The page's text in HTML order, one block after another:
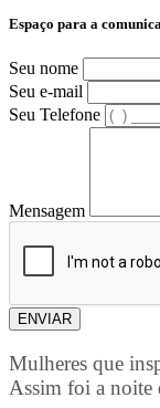
Espaço para a
Seu nome
Seu e-mail
Seu Telefone
Mensagem
ENVIAR
Mulheres que
Assim foi a noite